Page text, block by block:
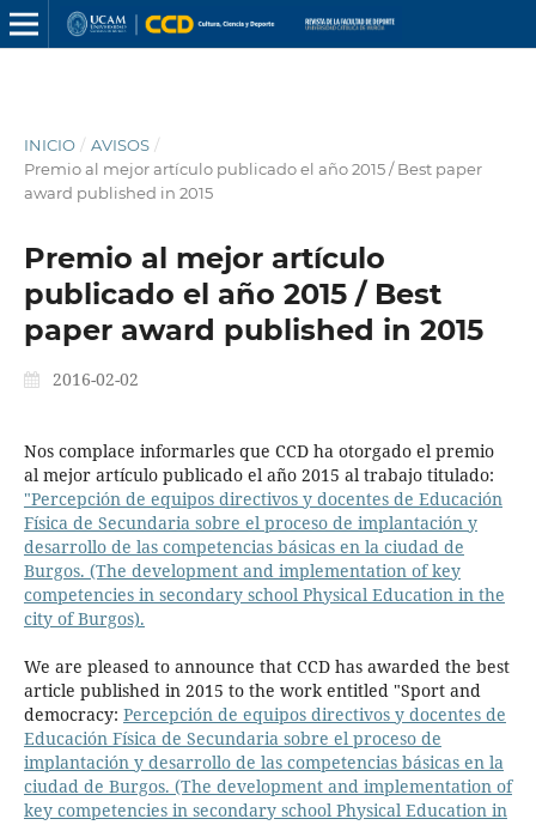
INICIO / AVISOS /
Premio al mejor artículo publicado el año 2015 / Best paper
award published in 2015
Premio al mejor artículo
publicado el año 2015 / Best
paper award published in 2015
2016-02-02
Nos complace informarles que CCD ha otorgado el premio
al mejor artículo publicado el año 2015 al trabajo titulado:
"Percepción de equipos directivos y docentes de Educación
Física de Secundaria sobre el proceso de implantación y
desarrollo de las competencias básicas en la ciudad de
Burgos. (The development and implementation of key
competencies in secondary school Physical Education in the
city of Burgos).
We are pleased to announce that CCD has awarded the best
article published in 2015 to the work entitled "Sport and
democracy: Percepción de equipos directivos y docentes de
Educación Física de Secundaria sobre el proceso de
implantación y desarrollo de las competencias básicas en la
ciudad de Burgos. (The development and implementation of
key competencies in secondary school Physical Education in